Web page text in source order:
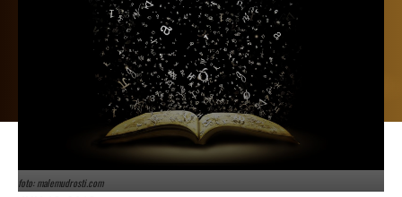
foto: malemudrosti.com